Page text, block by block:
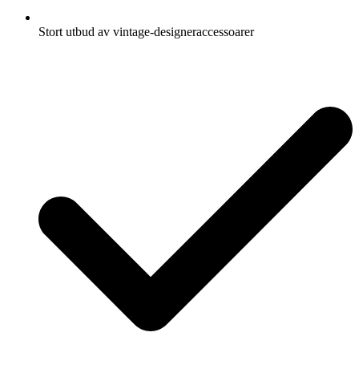
Stort utbud av vintage-designeraccessoarer